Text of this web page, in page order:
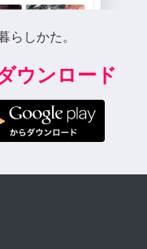
らしかた。
ウンロード